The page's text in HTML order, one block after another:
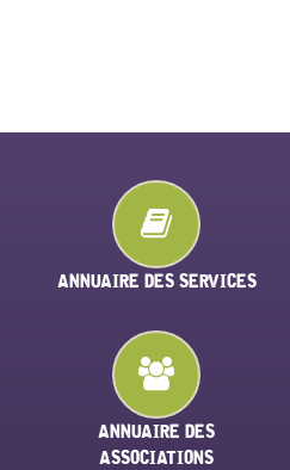
ANNUAIRE DES SERVICES
ANNUAIRE DES
ASSOCIATIONS